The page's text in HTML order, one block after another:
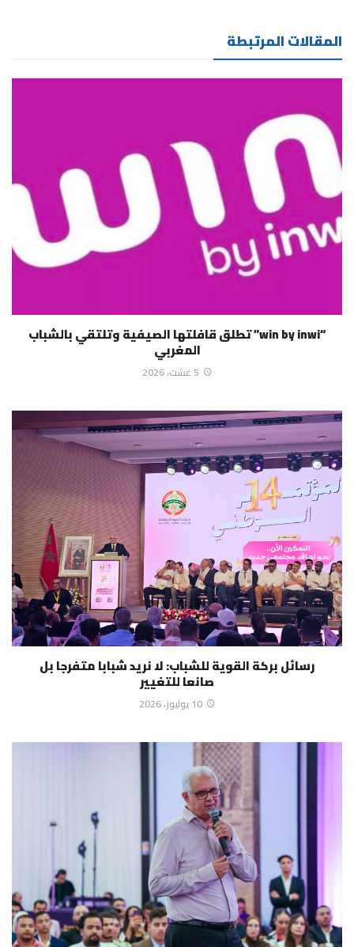
المقالات المرتبطة
“win by inwi” تطلق قافلتها الصيفية وتلتقي بالشباب
المغربي
5 غشت، 2026
رسائل بركة القوية للشباب: لا نريد شبابا متفرجا بل
صانعا للتغيير
10 يوليوز، 2026